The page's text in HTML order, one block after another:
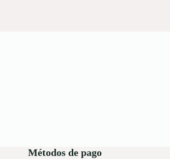
Métodos de pago